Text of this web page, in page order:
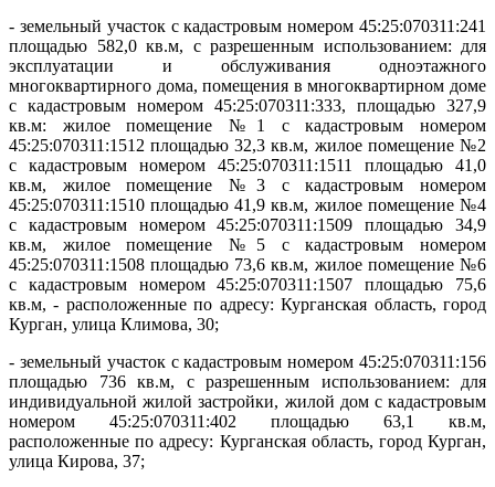
- земельный участок с кадастровым номером 45:25:070311:241
площадью 582,0 кв.м, с разрешенным использованием: для
эксплуатации и обслуживания одноэтажного
многоквартирного дома, помещения в многоквартирном доме
с кадастровым номером 45:25:070311:333, площадью 327,9
кв.м: жилое помещение №1 с кадастровым номером
45:25:070311:1512 площадью 32,3 кв.м, жилое помещение №2
с кадастровым номером 45:25:070311:1511 площадью 41,0
кв.м, жилое помещение №3 с кадастровым номером
45:25:070311:1510 площадью 41,9 кв.м, жилое помещение №4
с кадастровым номером 45:25:070311:1509 площадью 34,9
кв.м, жилое помещение №5 с кадастровым номером
45:25:070311:1508 площадью 73,6 кв.м, жилое помещение №6
с кадастровым номером 45:25:070311:1507 площадью 75,6
кв.м, - расположенные по адресу: Курганская область, город
Курган, улица Климова, 30;
- земельный участок с кадастровым номером 45:25:070311:156
площадью 736 кв.м, с разрешенным использованием: для
индивидуальной жилой застройки, жилой дом с кадастровым
номером 45:25:070311:402 площадью 63,1 кв.м,
расположенные по адресу: Курганская область, город Курган,
улица Кирова, 37;